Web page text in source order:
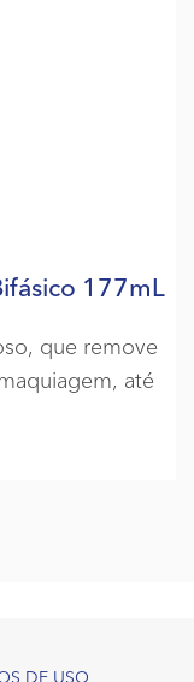
177mL
que remove
até
DE USO